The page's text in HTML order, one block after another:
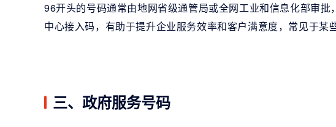
96开头的号码通常由地网省级通管局或全网工业和信息化部审
中心接入码，有助于提升企业服务效率和客户满意度，常见于某
三、政府服务号码